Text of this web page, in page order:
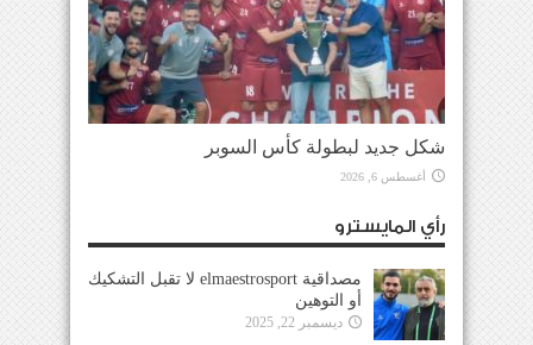
شكل جديد لبطولة كأس السوبر
أغسطس 6, 2026
رأي المايسترو
مصداقية elmaestrosport لا تقبل التشكيك
أو التوهين
ديسمبر 22, 2025